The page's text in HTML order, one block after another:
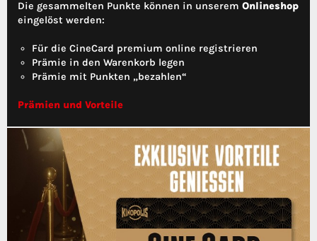
Die gesammelten Punkte können in unserem Onlineshop
eingelöst werden:
Für die CineCard premium online registrieren
Prämie in den Warenkorb legen
Prämie mit Punkten „bezahlen“
Prämien und Vorteile